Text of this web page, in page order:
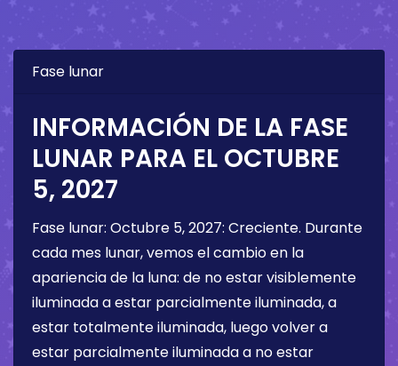
Fase lunar
INFORMACIÓN DE LA FASE
LUNAR PARA EL OCTUBRE
5, 2027
Fase lunar: Octubre 5, 2027: Creciente. Durante
cada mes lunar, vemos el cambio en la
apariencia de la luna: de no estar visiblemente
iluminada a estar parcialmente iluminada, a
estar totalmente iluminada, luego volver a
estar parcialmente iluminada a no estar